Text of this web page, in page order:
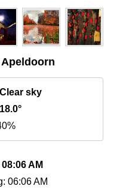
Clear sky
18.0°
08:06 AM
06:06 AM